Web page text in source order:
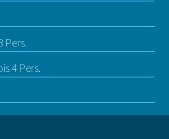
Pers.
4 Pers.